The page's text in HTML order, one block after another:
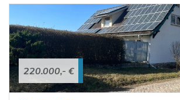
220.000,- €